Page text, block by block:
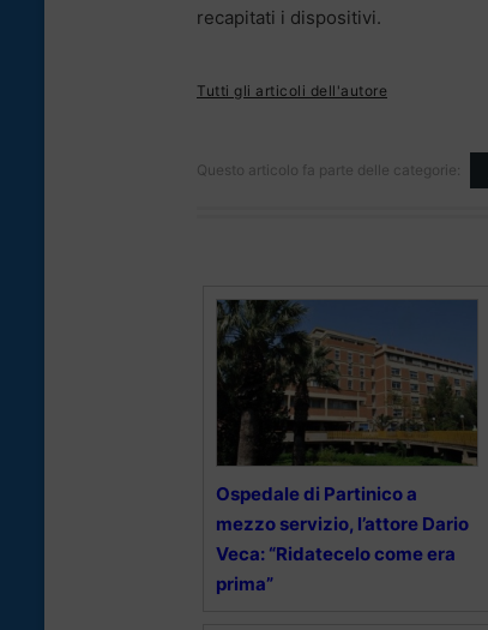
recapitati i dispositivi.
Tutti gli articoli dell'autore
Questo articolo fa parte delle categorie:
Ospedale di Partinico a
mezzo servizio, l’attore Dario
Veca: “Ridatecelo come era
prima”